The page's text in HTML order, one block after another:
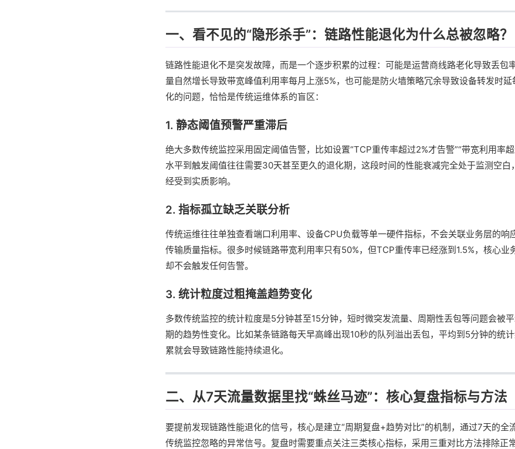
一、看不见的“隐形杀手”：链路性能退化为什么总被忽略？
链路性能退化不是突发故障，而是一个逐步积累的过程：可能是运营商线路老化导致丢包
量自然增长导致带宽峰值利用率每月上涨5%，也可能是防火墙策略冗余导致设备转发时
化的问题，恰恰是传统运维体系的盲区：
1. 静态阈值预警严重滞后
绝大多数传统监控采用固定阈值告警，比如设置“TCP重传率超过2%才告警”“带宽利用率
水平到触发阈值往往需要30天甚至更久的退化期，这段时间的性能衰减完全处于监测空白
经受到实质影响。
2. 指标孤立缺乏关联分析
传统运维往往单独查看端口利用率、设备CPU负载等单一硬件指标，不会关联业务层的响
传输质量指标。很多时候链路带宽利用率只有50%，但TCP重传率已经涨到1.5%，核心业
却不会触发任何告警。
3. 统计粒度过粗掩盖趋势变化
多数传统监控的统计粒度是5分钟甚至15分钟，短时微突发流量、周期性丢包等问题会被
期的趋势性变化。比如某条链路每天早高峰出现10秒的队列溢出丢包，平均到5分钟的统
累就会导致链路性能持续退化。
二、从7天流量数据里找“蛛丝马迹”：核心复盘指标与方法
要提前发现链路性能退化的信号，核心是建立“周期复盘+趋势对比”的机制，通过7天的全
传统监控忽略的异常信号。复盘时需要重点关注三类核心指标，采用三重对比方法排除正